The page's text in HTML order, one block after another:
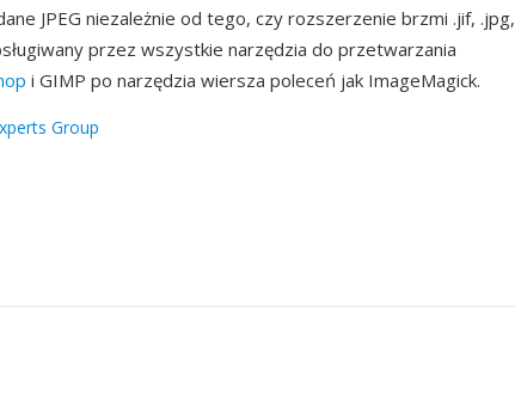
JPEG niezależnie od tego, czy rozszerzenie brzmi .jif, .jpg,
przez wszystkie narzędzia do przetwarzania
i GIMP po narzędzia wiersza poleceń jak ImageMagick.
Group